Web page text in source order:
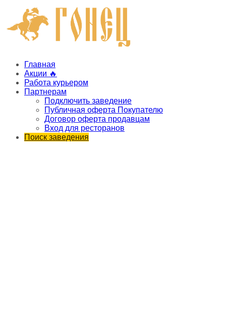
Главная
Акции 🔥
Работа курьером
Партнерам
Подключить заведение
Публичная оферта Покупателю
Договор оферта продавцам
Вход для ресторанов
Поиск заведения